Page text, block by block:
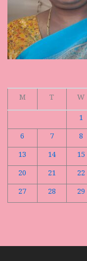
M
T W
1
6
7 8
13
14 15
20
21 22
27
28 29